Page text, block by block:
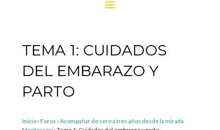
TEMA 1: CUIDADOS
DEL EMBARAZO Y
PARTO
Inicio › Foros › Acompañar de cero a tres años desde la mirada